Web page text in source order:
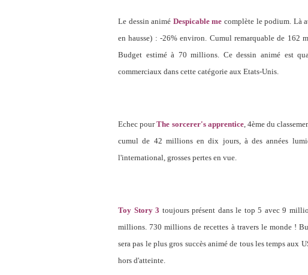
Le dessin animé Despicable me complète le podium. Là
en hausse) : -26% environ. Cumul remarquable de 162
Budget estimé à 70 millions. Ce dessin animé est
commerciaux dans cette catégorie aux Etats-Unis.
Echec pourThe sorcerer's apprentice, 4ème du
cumul de 42 millions en dix jours, à des années
l'international, grosses pertes en vue.
Toy Story 3 toujours présent dans le top 5 avec 9
millions. 730 millions de recettes à travers le monde !
sera pas le plus gros succès animé de tous les temps
hors d'atteinte.